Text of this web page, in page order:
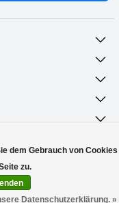
dem Gebrauch von Cookies
zur Verbesserung dieser Seite zu.
Datenschutzerklärung. »